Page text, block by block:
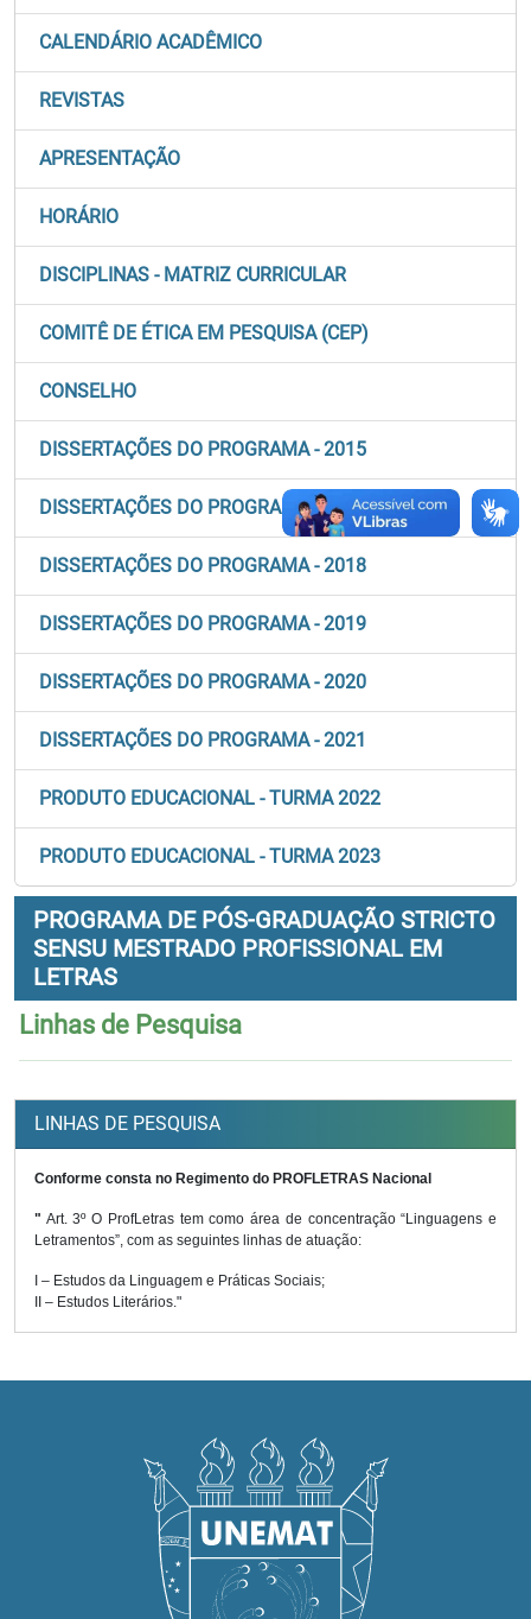
CALENDÁRIO ACADÊMICO
REVISTAS
APRESENTAÇÃO
HORÁRIO
DISCIPLINAS - MATRIZ CURRICULAR
COMITÊ DE ÉTICA EM PESQUISA (CEP)
CONSELHO
DISSERTAÇÕES DO PROGRAMA - 2015
DISSERTAÇÕES DO PROGRAMA - 2016
DISSERTAÇÕES DO PROGRAMA - 2018
DISSERTAÇÕES DO PROGRAMA - 2019
DISSERTAÇÕES DO PROGRAMA - 2020
DISSERTAÇÕES DO PROGRAMA - 2021
PRODUTO EDUCACIONAL - TURMA 2022
PRODUTO EDUCACIONAL - TURMA 2023
PROGRAMA DE PÓS-GRADUAÇÃO STRICTO
SENSU MESTRADO PROFISSIONAL EM
LETRAS
Linhas de Pesquisa
LINHAS DE PESQUISA
Conforme consta no Regimento do PROFLETRAS Nacional
" Art. 3º O ProfLetras tem como área de concentração “Linguagens e
Letramentos”, com as seguintes linhas de atuação:
I – Estudos da Linguagem e Práticas Sociais;
II – Estudos Literários."